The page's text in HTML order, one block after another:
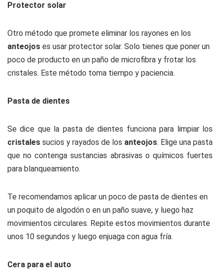
Protector solar
Otro método que promete eliminar los rayones en los
anteojos es usar protector solar. Solo tienes que poner un
poco de producto en un paño de microfibra y frotar los
cristales. Este método toma tiempo y paciencia.
Pasta de dientes
Se dice que la pasta de dientes funciona para limpiar los
cristales sucios y rayados de los anteojos. Elige una pasta
que no contenga sustancias abrasivas o químicos fuertes
para blanqueamiento.
Te recomendamos aplicar un poco de pasta de dientes en
un poquito de algodón o en un paño suave, y luego haz
movimientos circulares. Repite estos movimientos durante
unos 10 segundos y luego enjuaga con agua fría.
Cera para el auto